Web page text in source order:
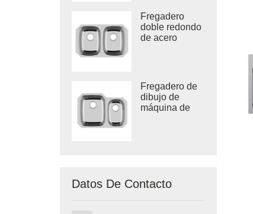
inoxidable 304
Fregadero
doble redondo
de acero
Fregadero de
dibujo de
máquina de
Datos De Contacto